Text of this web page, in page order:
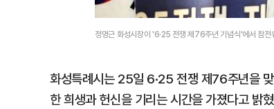
정명근 화성시장이 '6·25 전쟁 제76주년 기념식'에서 참
화성특례시는 25일 6·25 전쟁 제76주년을
한 희생과 헌신을 기리는 시간을 가졌다고 밝